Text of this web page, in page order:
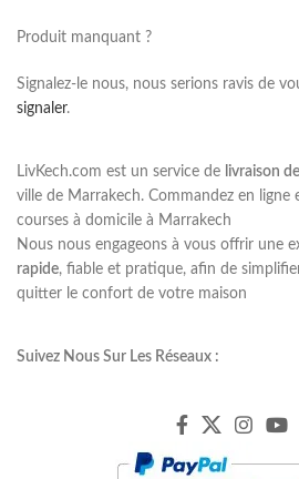
Produit manquant ?
Signalez-le nous, nous serions ravis de
signaler.
LivKech.com est un service de livraison
ville de Marrakech. Commandez en ligne
courses à domicile à Marrakech
Nous nous engageons à vous offrir une
rapide, fiable et pratique, afin de
quitter le confort de votre maison
Suivez Nous Sur Les Réseaux :